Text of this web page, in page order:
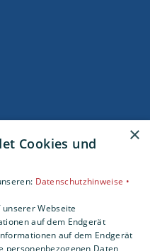
×
Cookies und
Datenschutzhinweise •
Webseite
auf dem Endgerät
auf dem Endgerät
personenbezogenen Daten